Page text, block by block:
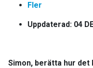
Fler
Uppdaterad: 04
Simon, berätta hur det